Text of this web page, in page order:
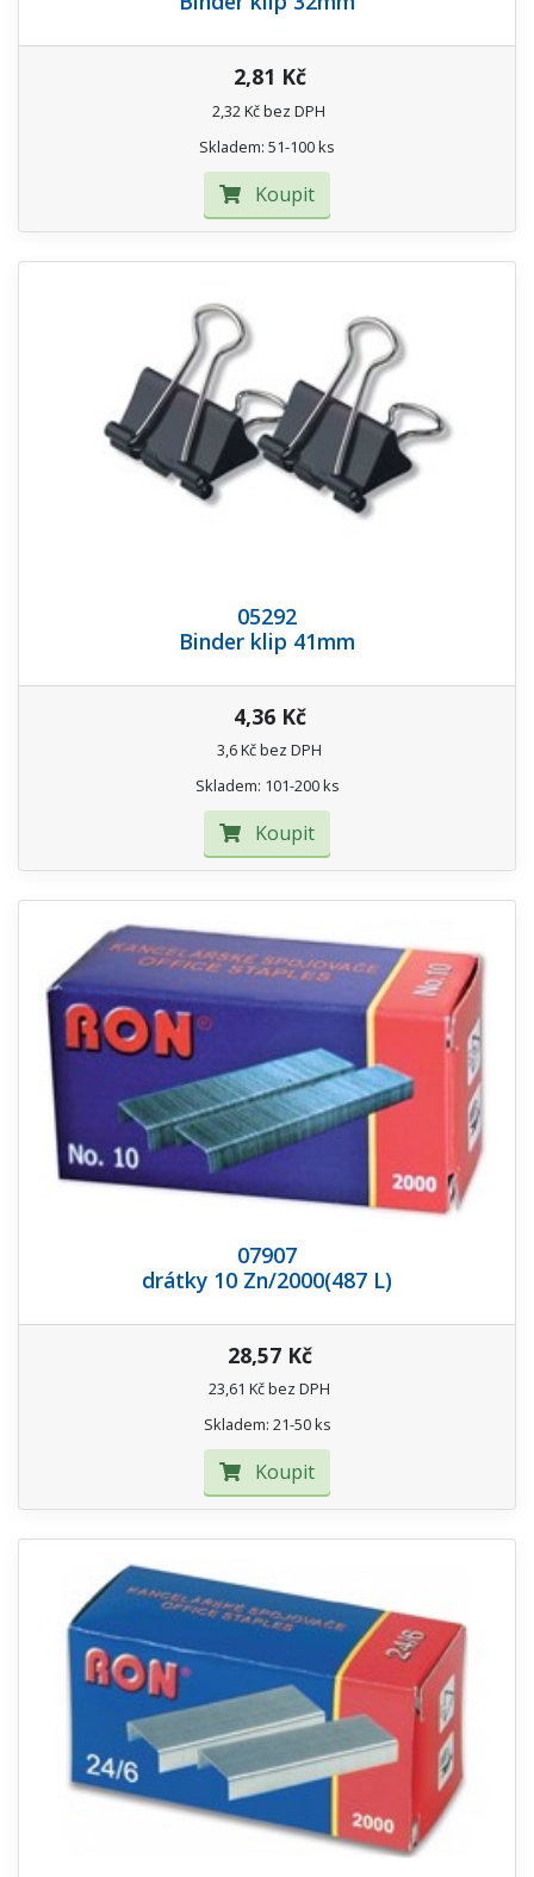
2,81 Kč
2,32 Kč bez DPH
Skladem: 51-100 ks
Koupit
05292
Binder klip 41mm
4,36 Kč
3,6 Kč bez DPH
Skladem: 101-200 ks
Koupit
07907
drátky 10 Zn/2000(487 L)
28,57 Kč
23,61 Kč bez DPH
Skladem: 21-50 ks
Koupit